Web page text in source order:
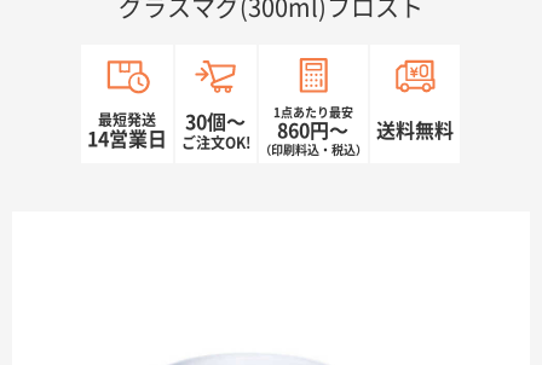
グラスマグ(300ml)フロスト
最短発送
14営業日
30個〜
ご注文OK!
1点あたり最安
860円〜
（印刷料込・税込）
送料無料